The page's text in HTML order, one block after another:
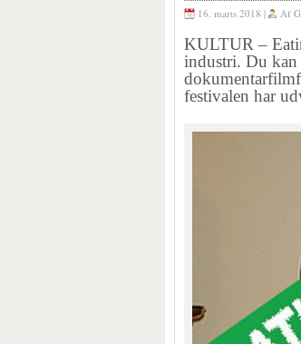
16. marts 2018 | Af
KULTUR –
industri. Du kan
festivalen har